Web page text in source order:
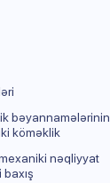
bəyannamələrinin
köməklik
nəqliyyat